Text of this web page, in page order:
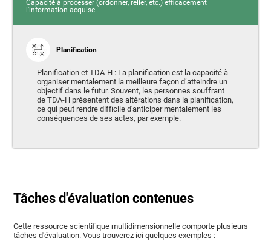
Capacité à processer (ordonner, relier, etc.) efficacement
l'information acquise.
Planification
Planification et TDA-H : La planification est la capacité à
organiser mentalement la meilleure façon d’atteindre un
objectif dans le futur. Souvent, les personnes souffrant
de TDA-H présentent des altérations dans la planification,
ce qui peut rendre difficile d'anticiper mentalement les
conséquences de ses actes, par exemple.
Tâches d'évaluation contenues
Cette ressource scientifique multidimensionnelle comporte plusieurs
tâches d'évaluation. Vous trouverez ici quelques exemples :